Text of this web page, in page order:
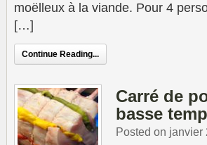
moëlleux à la viande. Pour 4
[…]
Continue Reading...
Carré de
basse
Posted on janvier